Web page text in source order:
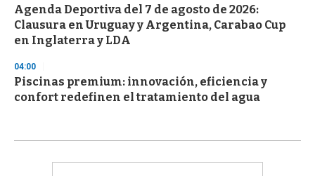
Agenda Deportiva del 7 de agosto de 2026:
Clausura en Uruguay y Argentina, Carabao Cup
en Inglaterra y LDA
04:00
Piscinas premium: innovación, eficiencia y
confort redefinen el tratamiento del agua